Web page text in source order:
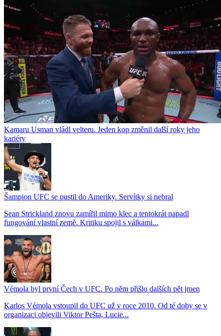
Kamaru Usman vládl velteru. Jeden kop změnil další roky jeho
kariéry
Šampion UFC se pustil do Ameriky. Servítky si nebral
Sean Strickland znovu zamířil mimo klec a tentokrát napadl
fungování vlastní země. Kritiku spojil s válkami...
Vémola byl první Čech v UFC. Po něm přišlo dalších pět jmen
Karlos Vémola vstoupil do UFC už v roce 2010. Od té doby se v
organizaci objevili Viktor Pešta, Lucie...